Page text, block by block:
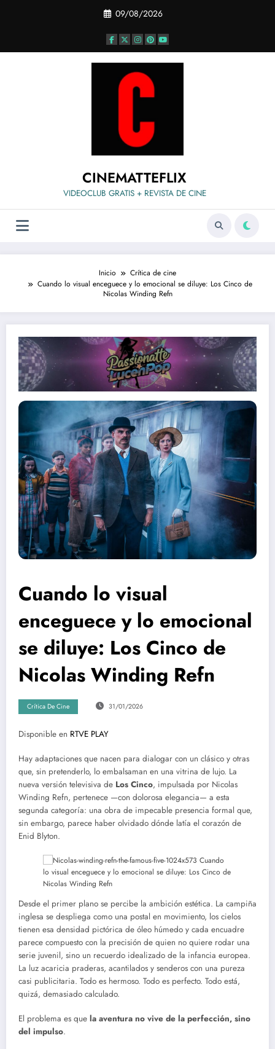
09/08/2026
CINEMATTEFLIX
VIDEOCLUB GRATIS + REVISTA DE CINE
Inicio
Crítica de cine
Cuando lo visual enceguece y lo emocional se diluye: Los Cinco de
Nicolas Winding Refn
Cuando lo visual
enceguece y lo emocional
se diluye: Los Cinco de
Nicolas Winding Refn
Crítica De Cine 31/01/2026
Disponible en RTVE PLAY
Hay adaptaciones que nacen para dialogar con un clásico y otras
que, sin pretenderlo, lo embalsaman en una vitrina de lujo. La
nueva versión televisiva de Los Cinco, impulsada por Nicolas
Winding Refn, pertenece —con dolorosa elegancia— a esta
segunda categoría: una obra de impecable presencia formal que,
sin embargo, parece haber olvidado dónde latía el corazón de
Enid Blyton.
Desde el primer plano se percibe la ambición estética. La campiña
inglesa se despliega como una postal en movimiento, los cielos
tienen esa densidad pictórica de óleo húmedo y cada encuadre
parece compuesto con la precisión de quien no quiere rodar una
serie juvenil, sino un recuerdo idealizado de la infancia europea.
La luz acaricia praderas, acantilados y senderos con una pureza
casi publicitaria. Todo es hermoso. Todo es perfecto. Todo está,
quizá, demasiado calculado.
El problema es que la aventura no vive de la perfección, sino
del impulso.